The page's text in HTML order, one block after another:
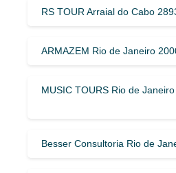
RS TOUR Arraial do Cabo
ARMAZEM Rio de Janeiro
MUSIC TOURS Rio de
Besser Consultoria Rio de